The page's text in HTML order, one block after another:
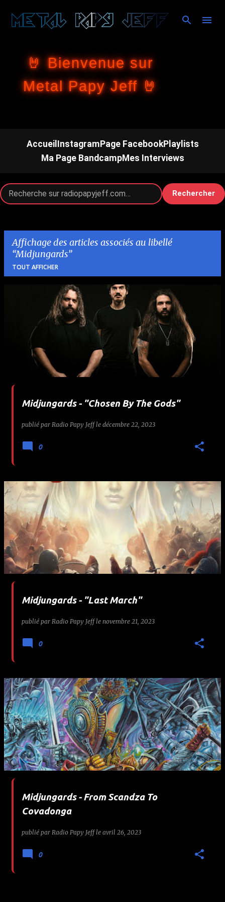
Accéder au contenu principal
🤘 Bienvenue sur
Metal Papy Jeff 🤘
Accueil InstagramPage FacebookPlaylists
Ma Page BandcampMes Interviews
Rechercher
Affichage des articles associés au libellé
Midjungards
TOUT AFFICHER
Midjungards - "Chosen By The Gods"
publié par Radio Papy Jeff le décembre 22, 2023
0
Midjungards - "Last March"
publié par Radio Papy Jeff le novembre 21, 2023
0
Midjungards - From Scandza To
Covadonga
publié par Radio Papy Jeff le avril 26, 2023
0